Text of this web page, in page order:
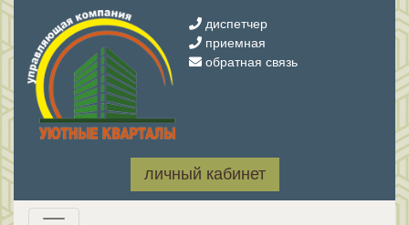
диспетчер
приемная
обратная связь
личный кабинет